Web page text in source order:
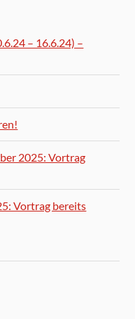
– 16.6.24) –
2025: Vortrag
Vortrag bereits